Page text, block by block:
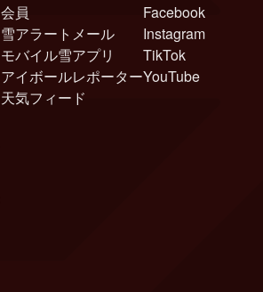
会員
雪アラートメール
モバイル雪アプリ
アイボールレポーター
天気フィード
Facebook
Instagram
TikTok
YouTube